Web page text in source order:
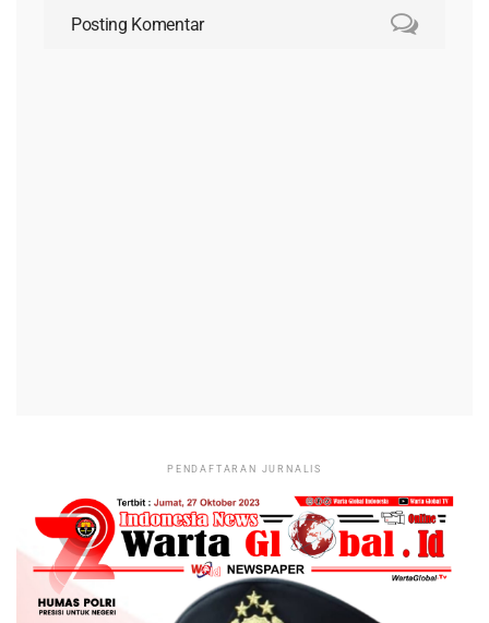
Posting Komentar
PENDAFTARAN JURNALIS